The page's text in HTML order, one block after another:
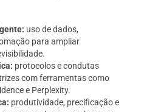
uso de dados,
para ampliar
protocolos e condutas
com ferramentas como
e Perplexity.
produtividade, precificação e